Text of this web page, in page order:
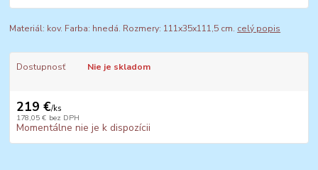
Materiál: kov. Farba: hnedá. Rozmery: 111x35x111,5 cm. celý popis
Dostupnosť Nie je skladom
219 €/ks
178,05 € bez DPH
Momentálne nie je k dispozícii